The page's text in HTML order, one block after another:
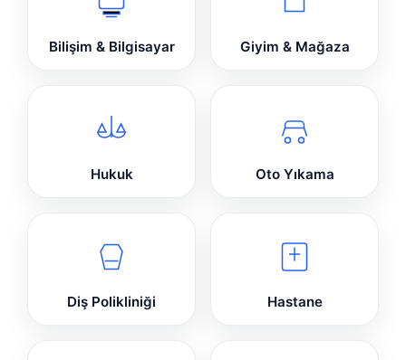
Bilişim & Bilgisayar Giyim & Mağaza
Hukuk Oto Yıkama
Diş Polikliniği Hastane